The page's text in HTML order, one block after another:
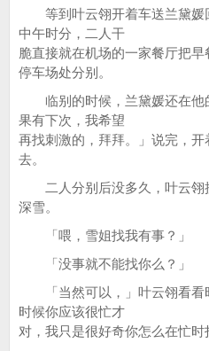
等到叶云翎开着车送兰黛媛
中午时分，二人干
脆直接就在机场的一家餐厅把
停车场处分别。
临别的时候，兰黛媛还在他
果有下次，我希望
再找刺激的，拜拜。」说完，
去。
二人分别后没多久，叶云翎
深雪。
「喂，雪姐找我有事？」
「没事就不能找你么？」
「当然可以，」叶云翎看看
时候你应该很忙才
对，我只是很好奇你怎么在忙时